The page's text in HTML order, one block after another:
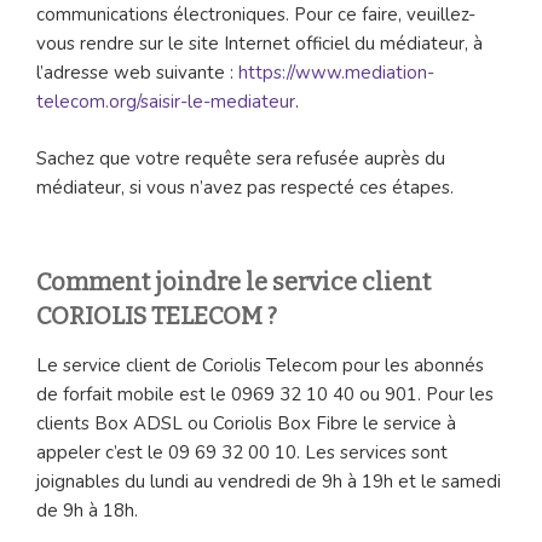
communications électroniques. Pour ce faire, veuillez-
vous rendre sur le site Internet officiel du médiateur, à
l’adresse web suivante : https://www.mediation-
telecom.org/saisir-le-mediateur.
Sachez que votre requête sera refusée auprès du
médiateur, si vous n’avez pas respecté ces étapes.
Comment joindre le service client
CORIOLIS TELECOM ?
Le service client de Coriolis Telecom pour les abonnés
de forfait mobile est le 0969 32 10 40 ou 901. Pour les
clients Box ADSL ou Coriolis Box Fibre le service à
appeler c’est le 09 69 32 00 10. Les services sont
joignables du lundi au vendredi de 9h à 19h et le samedi
de 9h à 18h.